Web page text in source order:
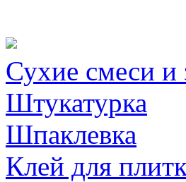
Сухие смеси и
Штукатурка
Шпаклевка
Клей для